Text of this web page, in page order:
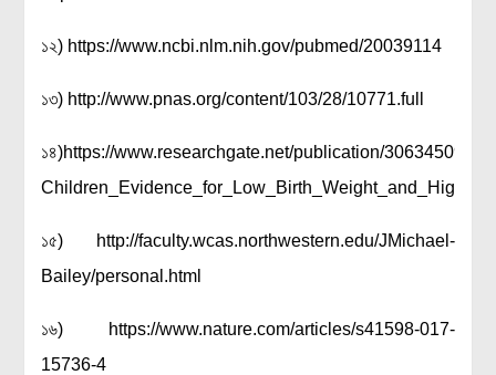
১২) https://www.ncbi.nlm.nih.gov/pubmed/20039114
১৩) http://www.pnas.org/content/103/28/10771.full
১৪)https://www.researchgate.net/publication/
১৫) http://faculty.wcas.northwestern.edu/JMichael-
Bailey/personal.html
১৬) https://www.nature.com/articles/s41598-017-
15736-4